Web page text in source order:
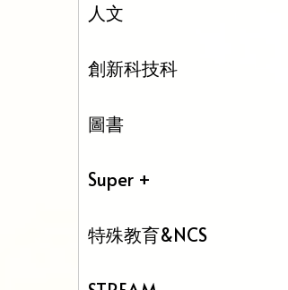
人文
創新科技科
圖書
Super +
特殊教育&NCS